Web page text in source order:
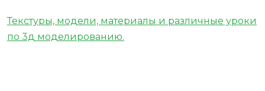
Текстуры, модели, материалы и различные уроки
по 3д моделированию.